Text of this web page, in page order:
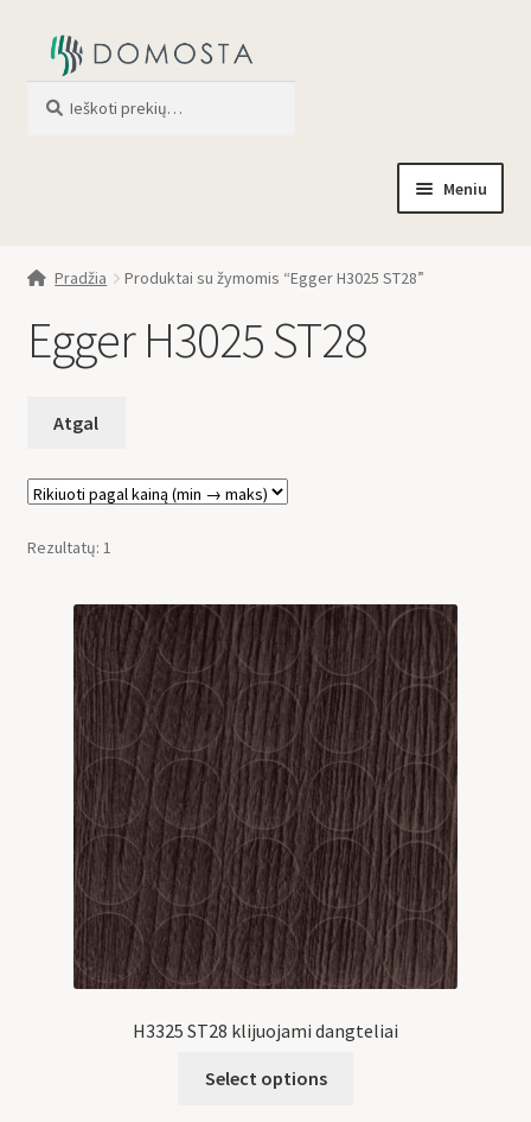
Meniu
Apie mus
Profilis
Pradžia Produktai su žymomis “Egger H3025 ST28”
Egger H3025 ST28
Rezultatų: 1
H3325 ST28 klijuojami dangteliai
Select options